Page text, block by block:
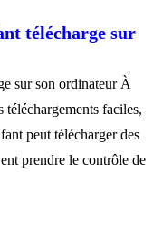
télécharge sur
sur son ordinateur À
téléchargements faciles,
peut télécharger des
prendre le contrôle de